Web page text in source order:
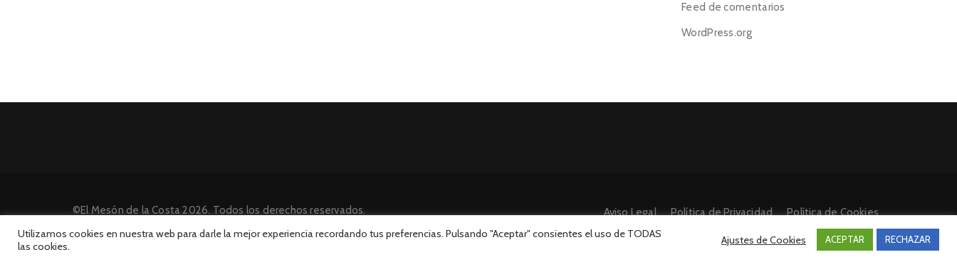
Feed de comentarios
WordPress.org
©El Mesón de la Costa 2026. Todos los derechos reservados.
Desarrollado por INFORmedia
Aviso Legal Política de Privacidad
Política de Cookies
Utilizamos cookies en nuestra web para darle la mejor experiencia recordando tus preferencias. Pulsando "Aceptar" consientes el uso de TODAS
las cookies.
Ajustes de Cookies ACEPTAR RECHAZAR